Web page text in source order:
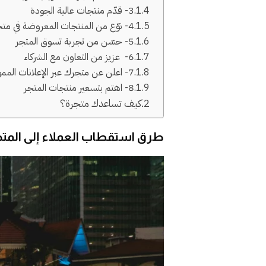
3- قدّم منتجات عالية الجودة
4- نوّع من المنتجات المعروضة في متجرك
5- حسّن من تجربة تسوق المتجر
6- عزيز من التعاون مع الشركاء
7- اعلن عن متجرك عبر الإعلانات الممولة
8- اهتم بتسعير منتجات المتجر
كيف تساعدك متجرة؟
طرق استقطاب العملاء إلى